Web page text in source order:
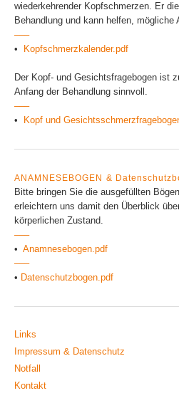
wiederkehrender Kopfschmerzen. Er
Behandlung und kann helfen,
–––
•
Kopfschmerzkalender.pdf
Der Kopf- und Gesichtsfragebogen ist
Anfang der Behandlung sinnvoll.
–––
•
Kopf und
ANAMNESEBOGEN &
Bitte bringen Sie die ausgefüllten
erleichtern uns damit den Überblick
körperlichen Zustand.
–––
• Anamnesebogen.pdf
–––
• Datenschutzbogen.pdf
Links
Impressum & Datenschutz
Notfall
Kontakt